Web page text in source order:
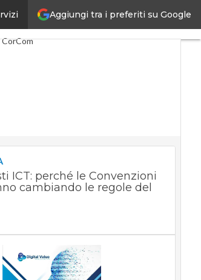
Aggiungi tra i preferiti su Google
CorCom
ICT: perché le Convenzioni
cambiando le regole del